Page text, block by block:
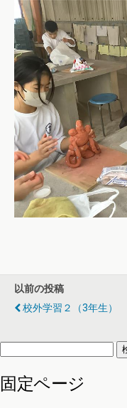
以前の投稿
校外学習２（3年生）
検
固定ページ